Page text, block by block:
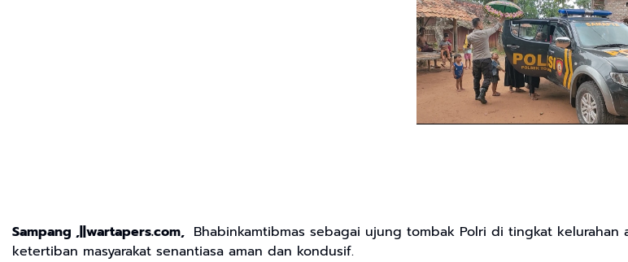
Sampang ,||wartapers.com, Bhabinkamtibmas sebagai ujung tombak Polri di tingkat
ketertiban masyarakat senantiasa aman dan kondusif.